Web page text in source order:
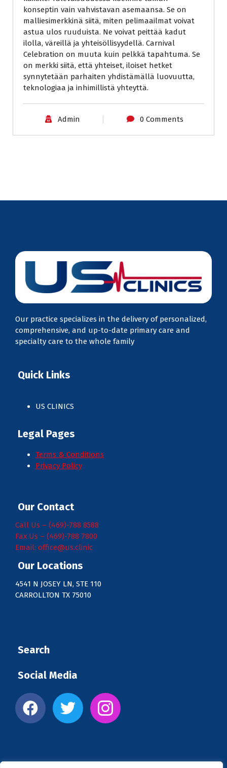
konseptin vain vahvistavan asemaansa. Se on
malliesimerkkinä siitä, miten pelimaailmat voivat
astua ulos ruuduista. Ne voivat peittää kadut
ilolla, väreillä ja yhteisöllisyydellä. Carnival
Celebration on muuta kuin pelkkä tapahtuma. Se
on merkki siitä, että yhteiset, iloiset hetket
synnytetään parhaiten yhdistämällä luovuutta,
teknologiaa ja inhimillistä yhteyttä.
Admin 0 Comments
Our practice specializes in the delivery of personalized,
comprehensive, and up-to-date primary care and
specialty care to the whole family
Quick Links
US CLINICS
Legal Pages
Terms & Conditions
Privacy Policy
Our Contact
Call Us – (469)-788 8588
Fax Us – (469)-788 7800
Email: office@us.clinic
Our Locations
4541 N JOSEY LN, STE 110
CARROLLTON TX 75010
Search
Social Media